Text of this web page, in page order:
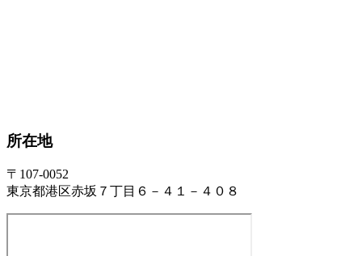
所在地
〒107-0052
東京都港区赤坂７丁目６－４１－４０８